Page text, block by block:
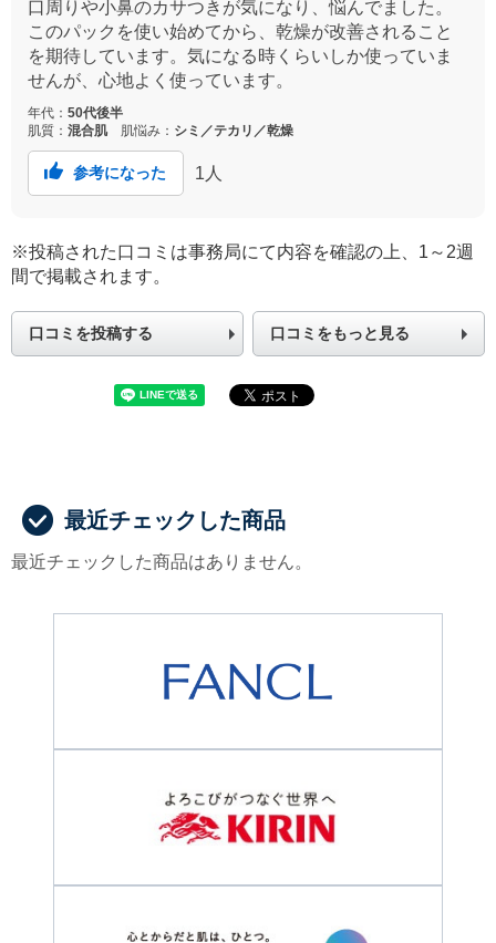
口周りや小鼻のカサつきが気になり、悩んでました。
このパックを使い始めてから、乾燥が改善されること
を期待しています。気になる時くらいしか使っていま
せんが、心地よく使っています。
年代： 50代後半
肌質： 混合肌 肌悩み： シミ／テカリ／乾燥
参考になった 1 人
※投稿された口コミは事務局にて内容を確認の上、1～2週
間で掲載されます。
口コミを投稿する 口コミをもっと見る
最近チェックした商品
最近チェックした商品はありません。